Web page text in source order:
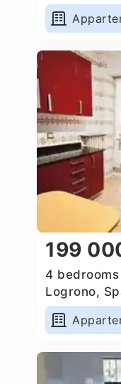
199
4
Logrono,